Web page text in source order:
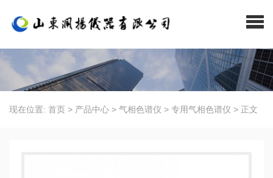
现在位置: 首页 > 产品中心 > 气相色谱仪 > 专用气相色谱仪 > 正文